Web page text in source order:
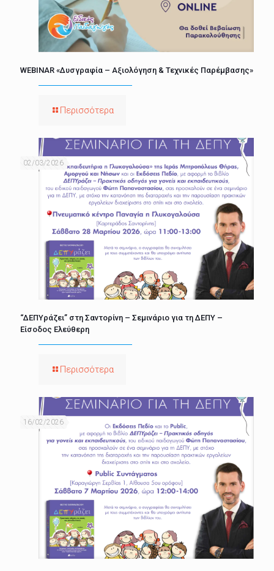
WEBINAR «Δυσγραφία – Αξιολόγηση & Τεχνικές Παρέμβασης»
Περισσότερα
02/03/2026
“ΔΕΠΥράζει” στη Σαντορίνη – Σεμινάριο για τη ΔΕΠΥ –
Είσοδος Ελεύθερη
Περισσότερα
16/02/2026